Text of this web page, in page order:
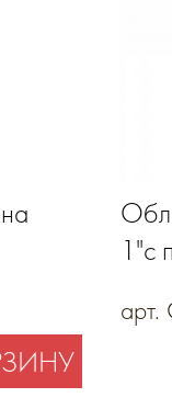
1"с
арт.